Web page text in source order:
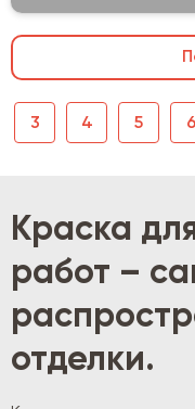
3 4 5 6
Краска
работ –
отделки.